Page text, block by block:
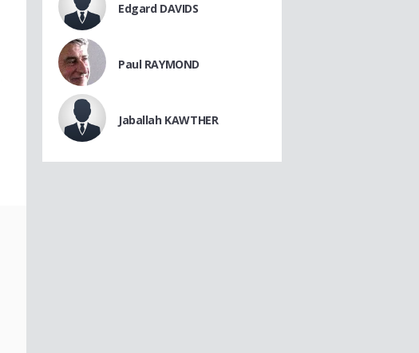
Edgard DAVIDS
Paul RAYMOND
Jaballah KAWTHER